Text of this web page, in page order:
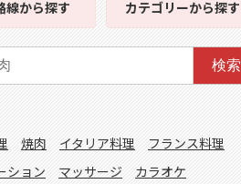
線から探す カテゴリーから探す
検索
焼肉 イタリア料理
フランス料理
ション マッサージ
カラオケ